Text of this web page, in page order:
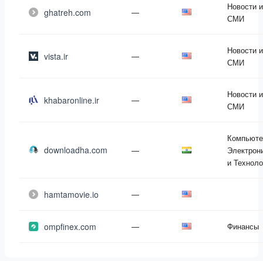
ghatreh.com —
Новости и
СМИ
vista.ir —
Новости и
СМИ
khabaronline.ir —
Новости и
СМИ
downloadha.com —
и
hamtamovie.io —
ompfinex.com — Финансы